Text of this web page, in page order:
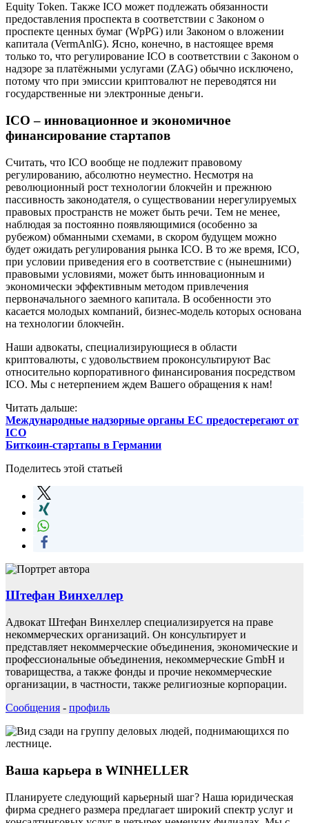
Equity Token. Также ICO может подлежать обязанности
предоставления проспекта в соответствии с Законом о
проспекте ценных бумаг (WpPG) или Законом о вложении
капитала (VermAnlG). Ясно, конечно, в настоящее время
только то, что регулирование ICO в соответствии с Законом о
надзоре за платёжными услугами (ZAG) обычно исключено,
потому что при эмиссии криптовалют не переводятся ни
государственные ни электронные деньги.
ICO – инновационное и экономичное
финансирование стартапов
Считать, что ICO вообще не подлежит правовому
регулированию, абсолютно неуместно. Несмотря на
революционный рост технологии блокчейн и прежнюю
пассивность законодателя, о существовании нерегулируемых
правовых пространств не может быть речи. Тем не менее,
наблюдая за постоянно появляющимися (особенно за
рубежом) обманными схемами, в скором будущем можно
будет ожидать регулирования рынка ICO. В то же время, ICO,
при условии приведения его в соответствие с (нынешними)
правовыми условиями, может быть инновационным и
экономически эффективным методом привлечения
первоначального заемного капитала. В особенности это
касается молодых компаний, бизнес-модель которых основана
на технологии блокчейн.
Наши адвокаты, специализирующиеся в области
криптовалюты, с удовольствием проконсультируют Вас
относительно корпоративного финансирования посредством
ICO. Мы с нетерпением ждем Вашего обращения к нам!
Читать дальше:
Международные надзорные органы ЕС предостерегают от
ICO
Биткоин-стартапы в Германии
Поделитесь этой статьей
Штефан Винхеллер
Адвокат Штефан Винхеллер специализируется на праве
некоммерческих организаций. Он консультирует и
представляет некоммерческие объединения, экономические и
профессиональные объединения, некоммерческие GmbH и
товарищества, а также фонды и прочие некоммерческие
организации, в частности, также религиозные корпорации.
Сообщения - профиль
Ваша карьера в WINHELLER
Планируете следующий карьерный шаг? Наша юридическая
фирма среднего размера предлагает широкий спектр услуг и